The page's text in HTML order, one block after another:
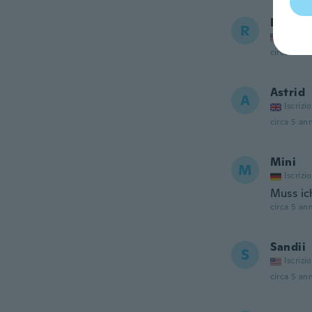
R Rebecca
circa 5
A Astrid
circa 5
M Mini
Muss
circa 5
S Sandii
circa 5